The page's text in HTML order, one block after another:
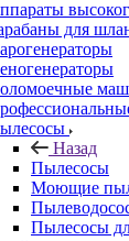
для
Назад
Пылесосы
Моющие
Пылесосы